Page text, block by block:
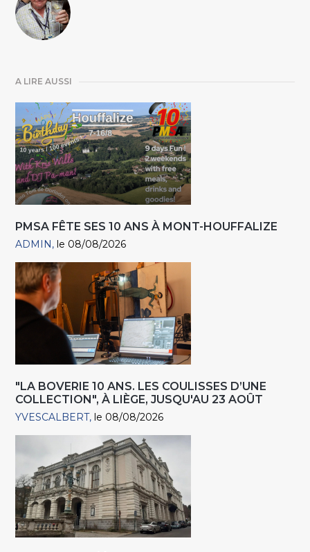
A LIRE AUSSI
PMSA FÊTE SES 10 ANS À MONT-HOUFFALIZE
ADMIN le 08/08/2026
"LA BOVERIE 10 ANS. LES COULISSES D’UNE
COLLECTION", À LIÈGE, JUSQU'AU 23 AOÛT
YVESCALBERT le 08/08/2026